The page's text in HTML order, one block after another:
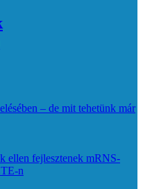
– de mit tehetünk már
ellen fejlesztenek mRNS-
n